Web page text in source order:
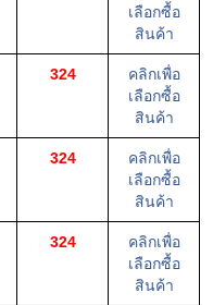
เลือกซื้อ
สินค้า
324
คลิกเพื่อ
เลือกซื้อ
สินค้า
324
คลิกเพื่อ
เลือกซื้อ
สินค้า
324
คลิกเพื่อ
เลือกซื้อ
สินค้า